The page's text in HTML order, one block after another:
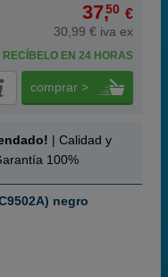
37,50 €
30,99 € iva ex
RECÍBELO EN 24 HORAS
comprar >
| Calidad y
100%
negro